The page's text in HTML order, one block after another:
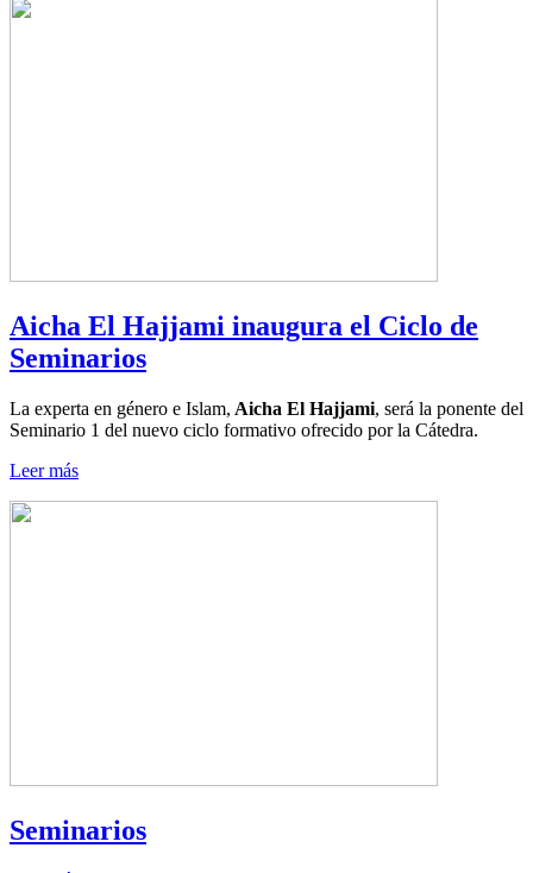
Aicha El Hajjami inaugura el Ciclo de
Seminarios
La experta en género e Islam, Aicha El Hajjami, será la ponente del
Seminario 1 del nuevo ciclo formativo ofrecido por la Cátedra.
Leer más
Seminarios